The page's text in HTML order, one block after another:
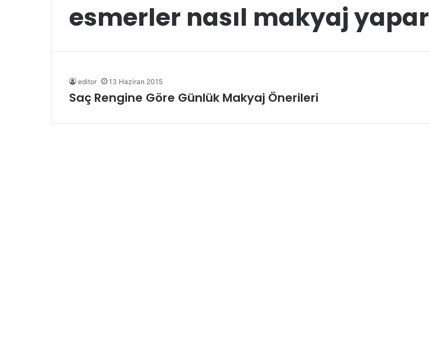
esmerler nasıl makyaj yapar
editor 13 Haziran 2015
Saç Rengine Göre Günlük Makyaj Önerileri